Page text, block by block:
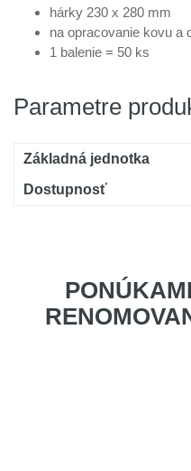
hárky 230 x 280 mm
na opracovanie kovu a
1 balenie = 50 ks
Parametre
Základná jednotka
Dostupnosť